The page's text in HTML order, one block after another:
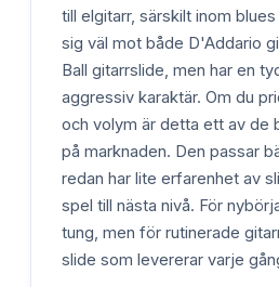
till elgitarr, särskilt inom
sig väl mot både D'Addario
Ball gitarrslide, men har en
aggressiv karaktär. Om du
och volym är detta ett av de
på marknaden. Den passar
redan har lite erfarenhet av
spel till nästa nivå. För
tung, men för rutinerade
slide som levererar varje